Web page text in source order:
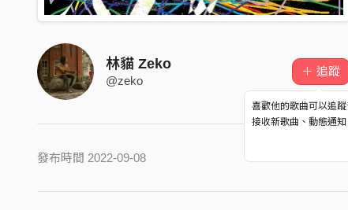
林貓 Zeko
@zeko
＋ 追蹤
喜歡他的歌曲可以追蹤
接收新歌曲、動態通知
發布時間 2022-09-08